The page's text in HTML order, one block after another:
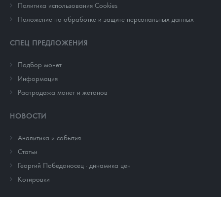
Политика использования Cookies
Положение по обработке и защите персональных данных
СПЕЦ ПРЕДЛОЖЕНИЯ
Подбор монет
Информация
Распродажа монет и жетонов
НОВОСТИ
Аналитика и события
Cтатьи
Георгий Победоносец - динамика цен
Котировки